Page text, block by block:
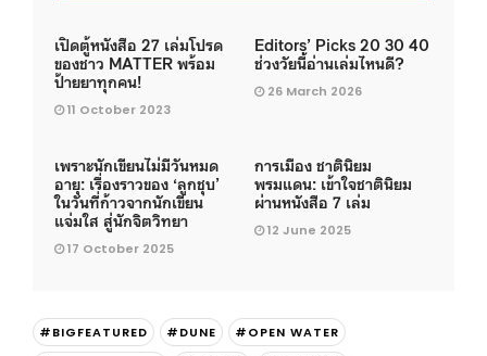
เปิดตู้หนังสือ 27 เล่มโปรด
ของชาว MATTER พร้อม
ป้ายยาทุกคน!
11 October 2023
Editors’ Picks 20 30 40
ช่วงวัยนี้อ่านเล่มไหนดี?
26 March 2026
​​เพราะนักเขียนไม่มีวันหมด
อายุ: เรื่องราวของ ‘ลูกชุบ’
ในวันที่ก้าวจากนักเขียน
แจ่มใส สู่นักจิตวิทยา
17 October 2025
การเมือง ชาตินิยม
พรมแดน: เข้าใจชาตินิยม
ผ่านหนังสือ 7 เล่ม
12 June 2025
#BIGFEATURED #DUNE
#OPEN WATER